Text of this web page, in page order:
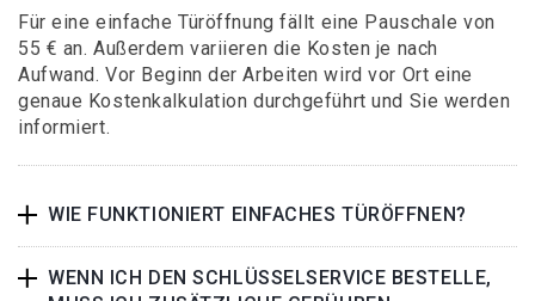
Für eine einfache Türöffnung fällt eine Pauschale von
55 € an. Außerdem variieren die Kosten je nach
Aufwand. Vor Beginn der Arbeiten wird vor Ort eine
genaue Kostenkalkulation durchgeführt und Sie werden
informiert.
WIE FUNKTIONIERT EINFACHES TÜRÖFFNEN?
WENN ICH DEN SCHLÜSSELSERVICE BESTELLE,